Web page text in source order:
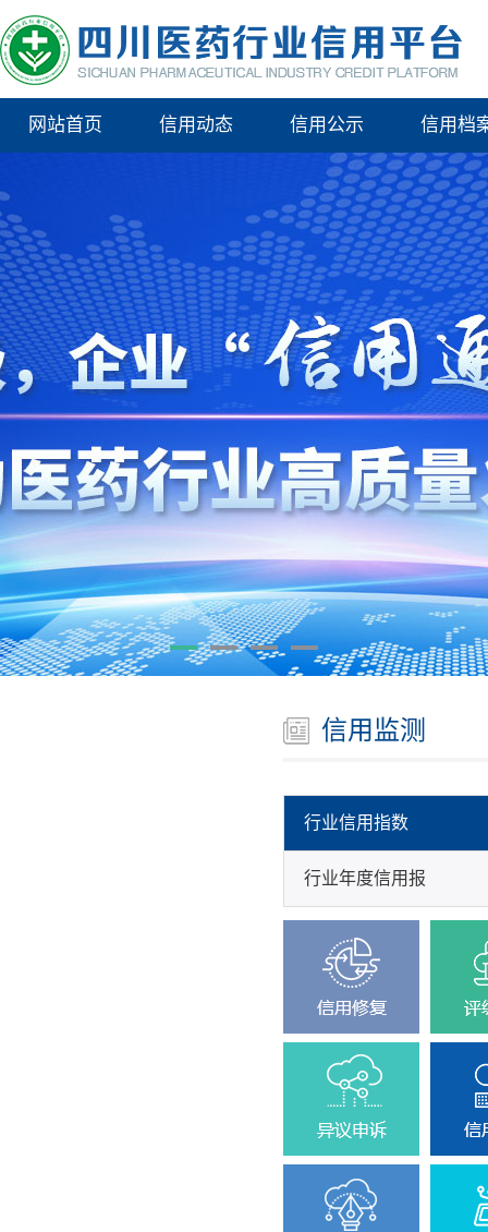
网站首页 信用动态 信用公示 信用档
信用监测
行业信用指数
行业年度信用报